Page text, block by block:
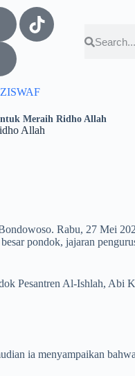
ZISWAF
Meraih Ridho Allah
Allah
Rabu, 27 Mei
pondok, jajaran
Pesantren Al-Ishlah, Abi
ia menyampaikan